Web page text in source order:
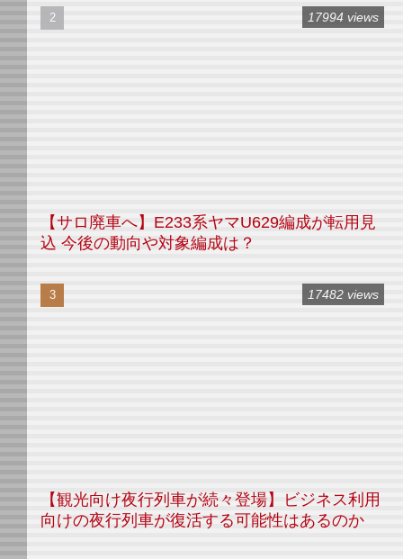
【サロ廃車へ】E233系ヤマU629編成が転用見
込 今後の動向や対象編成は？
17994 views
【観光向け夜行列車が続々登場】ビジネス利用
向けの夜行列車が復活する可能性はあるのか
17482 views